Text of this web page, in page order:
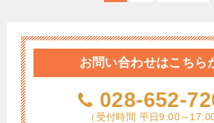
お問い合わせはこちら
028-652-
（受付時間 平日9:00～17:00